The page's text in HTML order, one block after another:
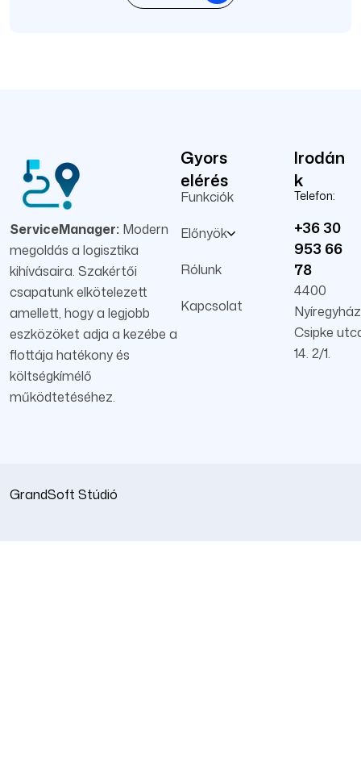
ServiceManager: Modern
megoldás a logisztika
kihívásaira. Szakértői
csapatunk elkötelezett
amellett, hogy a legjobb
eszközöket adja a kezébe a
flottája hatékony és
költségkímélő
működtetéséhez.
Gyors
elérés
Funkciók
Előnyök
Rólunk
Kapcsolat
Irodán
k
Telefon:
+36 30
953 66
78
4400
Csipke
14. 2/1.
GrandSoft Stúdió